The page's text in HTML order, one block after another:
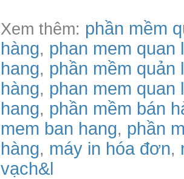
Xem thêm: phần mềm
hàng, phan mem quan
hang, phần mềm quản
hàng, phan mem quan
hang, phần mềm bán
mem ban hang, phần
hàng, máy in hóa đơn,
vạch&l